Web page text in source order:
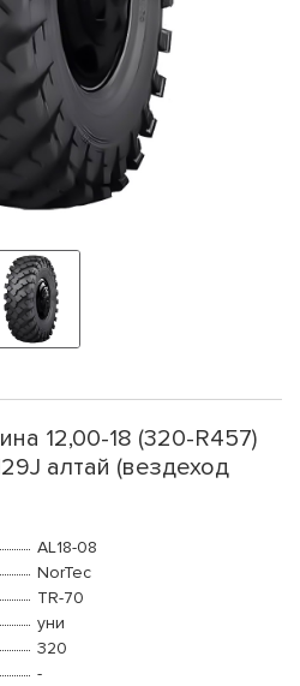
12,00-18 (320-R457)
алтай (вездеход
AL18-08
NorTec
TR-70
уни
320
-